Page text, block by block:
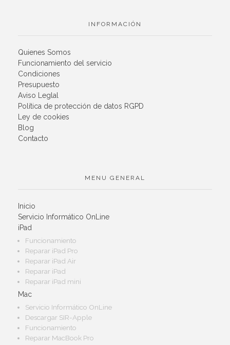
INFORMACIÓN
Quienes Somos
Funcionamiento del servicio
Condiciones
Presupuesto
Aviso Leglal
Política de protección de datos RGPD
Ley de cookies
Blog
Contacto
MENU GENERAL
Inicio
Servicio Informático OnLine
iPad
Funcionamiento
Reparar iPad Pro
Reparar iPad Air
Reparar iPad
Reparar iPad mini
Mac
Servicio Informático OnLine
Descargar SIR-Apple
Funcionamiento
Reparar MacBook Pro